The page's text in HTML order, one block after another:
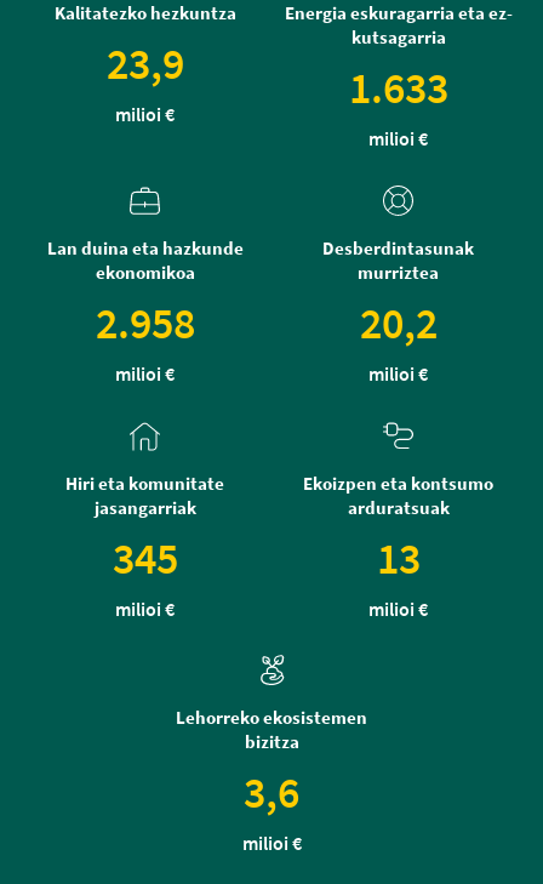
Kalitatezko hezkuntza
23,9
milioi €
Energia eskuragarria eta ez-
kutsagarria
1.633
milioi €
Lan duina eta hazkunde
ekonomikoa
2.958
milioi €
Desberdintasunak
murriztea
20,2
milioi €
Hiri eta komunitate
jasangarriak
345
milioi €
Ekoizpen eta kontsumo
arduratsuak
13
milioi €
Lehorreko ekosistemen
bizitza
3,6
milioi €